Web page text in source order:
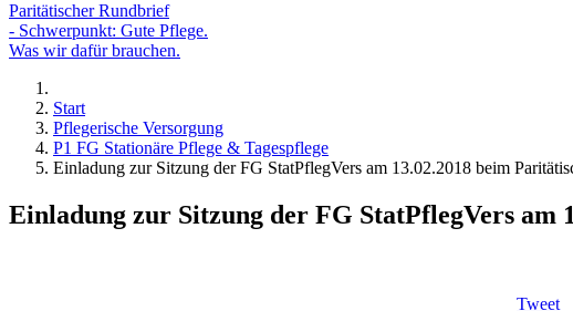
Paritätischer Rundbrief
- Schwerpunkt: Gute Pflege.
Was wir dafür brauchen.
Start
Pflegerische Versorgung
P1 FG Stationäre Pflege & Tagespflege
Einladung zur Sitzung der FG StatPflegVers am 13.02.2018 beim
Einladung zur Sitzung der FG StatPflegVers am
Tweet